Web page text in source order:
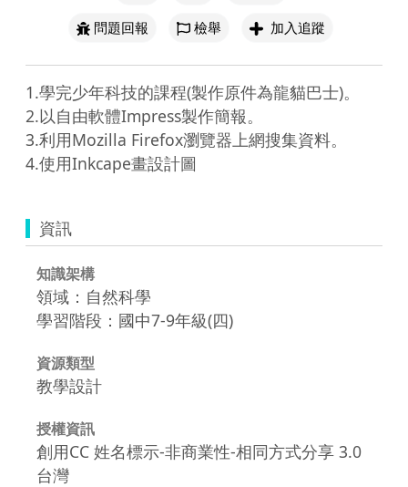
問題回報
檢舉 加入追蹤
1.學完少年科技的課程(製作原件為龍貓巴士)。
2.以自由軟體Impress製作簡報。
3.利用Mozilla Firefox瀏覽器上網搜集資料。
4.使用Inkcape畫設計圖
資訊
知識架構
領域：自然科學
學習階段：國中7-9年級(四)
資源類型
教學設計
授權資訊
創用CC 姓名標示-非商業性-相同方式分享 3.0
台灣